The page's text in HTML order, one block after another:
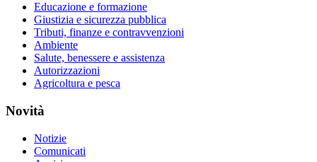
Educazione e formazione
Giustizia e sicurezza pubblica
Tributi, finanze e contravvenzioni
Ambiente
Salute, benessere e assistenza
Autorizzazioni
Agricoltura e pesca
Novità
Notizie
Comunicati